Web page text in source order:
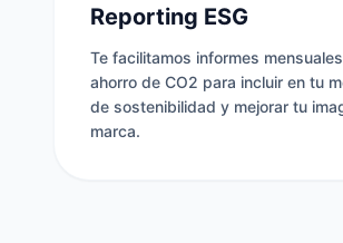
Reporting ESG
Te facilitamos informes
ahorro de CO2 para incluir en tu
de sostenibilidad y mejorar tu
marca.